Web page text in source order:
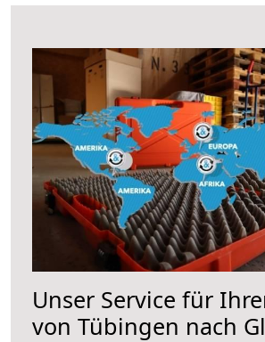
Unser Service für
von Tübingen nach